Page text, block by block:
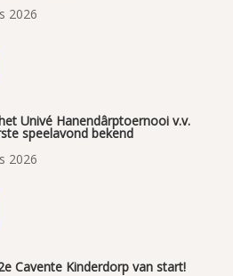
2026
Univé Hanendârptoernooi v.v.
speelavond bekend
2026
Cavente Kinderdorp van start!